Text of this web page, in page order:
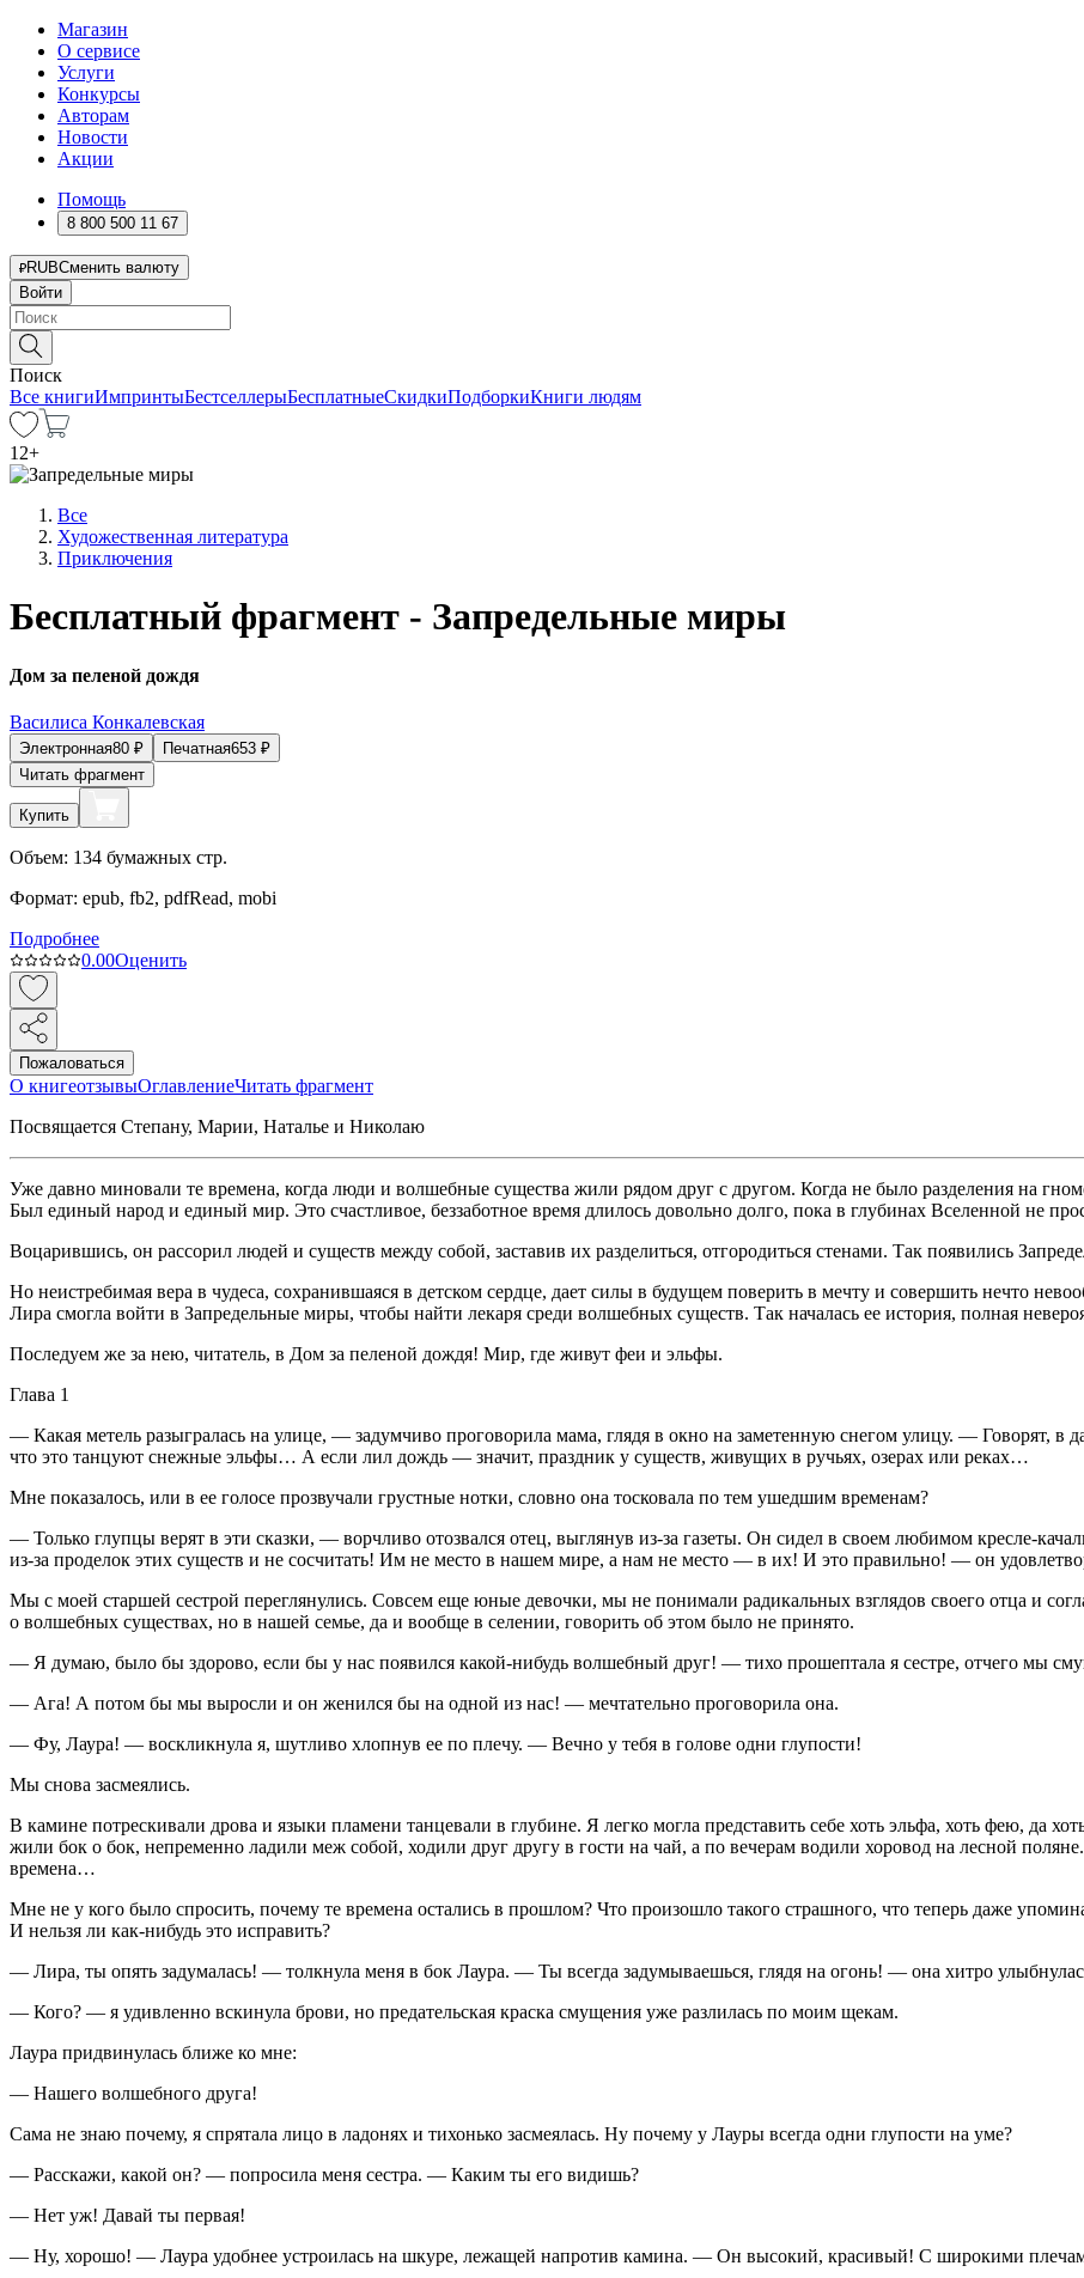
Магазин
О сервисе
Услуги
Конкурсы
Авторам
Новости
Акции
Помощь
8 800 500 11 67
RUBСменить валюту
Войти
Поиск
Все книгиИмпринтыБестселлерыБесплатныеСкидкиПодборкиКниги людям
12+
Все
Художественная литература
Приключения
Бесплатный фрагмент - Запредельные миры
Дом за пеленой дождя
Василиса Конкалевская
Электронная80 ₽ Печатная653 ₽
Читать фрагмент
Купить
Объем: 134 бумажных стр.
Формат: epub, fb2, pdfRead, mobi
Подробнее
0.00Оценить
Пожаловаться
О книгеотзывыОглавлениеЧитать фрагмент
Посвящается Степану, Марии, Наталье и Николаю
Уже давно миновали те времена, когда люди и волшебные существа жили рядом друг с другом. Когда не было разделения на
Был единый народ и единый мир. Это счастливое, беззаботное время длилось довольно долго, пока в глубинах Вселенной не
Воцарившись, он рассорил людей и существ между собой, заставив их разделиться, отгородиться стенами. Так появились
Но неистребимая вера в чудеса, сохранившаяся в детском сердце, дает силы в будущем поверить в мечту и совершить нечто
Лира смогла войти в Запредельные миры, чтобы найти лекаря среди волшебных существ. Так началась ее история, полная
Последуем же за нею, читатель, в Дом за пеленой дождя! Мир, где живут феи и эльфы.
Глава 1
— Какая метель разыгралась на улице, — задумчиво проговорила мама, глядя в окно на заметенную снегом улицу. — Говорят, в
что это танцуют снежные эльфы… А если лил дождь — значит, праздник у существ, живущих в ручьях, озерах или реках…
Мне показалось, или в ее голосе прозвучали грустные нотки, словно она тосковала по тем ушедшим временам?
— Только глупцы верят в эти сказки, — ворчливо отозвался отец, выглянув из-за газеты. Он сидел в своем любимом кресле-
из-за проделок этих существ и не сосчитать! Им не место в нашем мире, а нам не место — в их! И это правильно! — он
Мы с моей старшей сестрой переглянулись. Совсем еще юные девочки, мы не понимали радикальных взглядов своего отца и
о волшебных существах, но в нашей семье, да и вообще в селении, говорить об этом было не принято.
— Я думаю, было бы здорово, если бы у нас появился какой-нибудь волшебный друг! — тихо прошептала я сестре, отчего мы
— Ага! А потом бы мы выросли и он женился бы на одной из нас! — мечтательно проговорила она.
— Фу, Лаура! — воскликнула я, шутливо хлопнув ее по плечу. — Вечно у тебя в голове одни глупости!
Мы снова засмеялись.
В камине потрескивали дрова и языки пламени танцевали в глубине. Я легко могла представить себе хоть эльфа, хоть фею, да
жили бок о бок, непременно ладили меж собой, ходили друг другу в гости на чай, а по вечерам водили хоровод на лесной
времена…
Мне не у кого было спросить, почему те времена остались в прошлом? Что произошло такого страшного, что теперь даже
И нельзя ли как-нибудь это исправить?
— Лира, ты опять задумалась! — толкнула меня в бок Лаура. — Ты всегда задумываешься, глядя на огонь! — она хитро
— Кого? — я удивленно вскинула брови, но предательская краска смущения уже разлилась по моим щекам.
Лаура придвинулась ближе ко мне:
— Нашего волшебного друга!
Сама не знаю почему, я спрятала лицо в ладонях и тихонько засмеялась. Ну почему у Лауры всегда одни глупости на уме?
— Расскажи, какой он? — попросила меня сестра. — Каким ты его видишь?
— Нет уж! Давай ты первая!
— Ну, хорошо! — Лаура удобнее устроилась на шкуре, лежащей напротив камина. — Он высокий, красивый! С широкими